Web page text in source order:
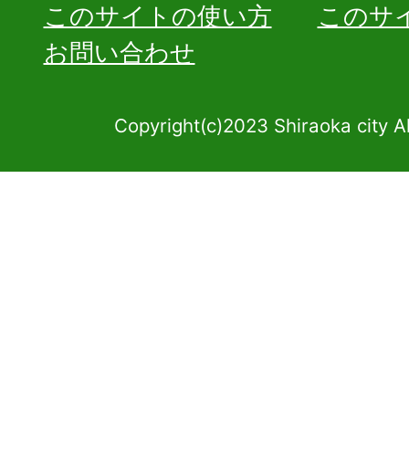
このサイトの使い方
このサ
お問い合わせ
Copyright(c)2023 Shiraoka city